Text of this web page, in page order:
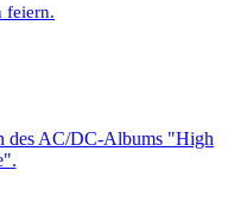
feiern.